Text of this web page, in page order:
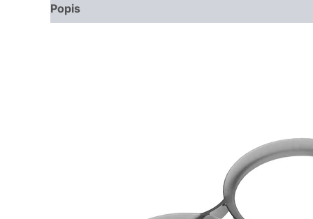
Popis